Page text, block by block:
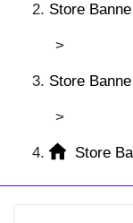
Store Banne
>
Store
>
Store